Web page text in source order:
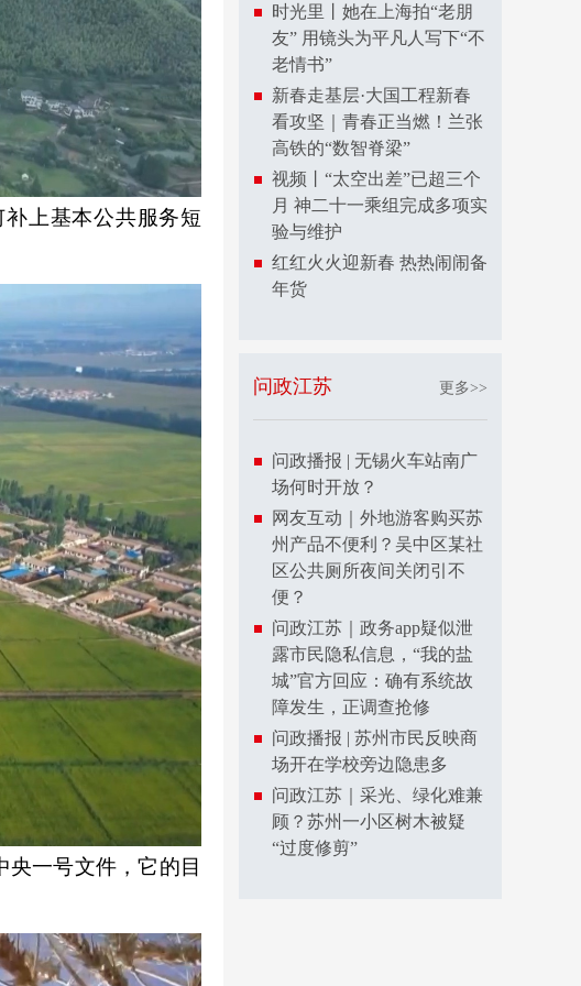
上基本公共服务短
一号文件，它的目
时光里丨她在上海拍“老朋
友” 用镜头为平凡人写下“不
老情书”
新春走基层·大国工程新春
看攻坚｜青春正当燃！兰张
高铁的“数智脊梁”
视频丨“太空出差”已超三个
月 神二十一乘组完成多项实
验与维护
红红火火迎新春 热热闹闹备
年货
问政江苏 更多>>
问政播报 | 无锡火车站南广
场何时开放？
网友互动｜外地游客购买苏
州产品不便利？吴中区某社
区公共厕所夜间关闭引不
便？
问政江苏｜政务app疑似泄
露市民隐私信息，“我的盐
城”官方回应：确有系统故
障发生，正调查抢修
问政播报 | 苏州市民反映商
场开在学校旁边隐患多
问政江苏｜采光、绿化难兼
顾？苏州一小区树木被疑
“过度修剪”